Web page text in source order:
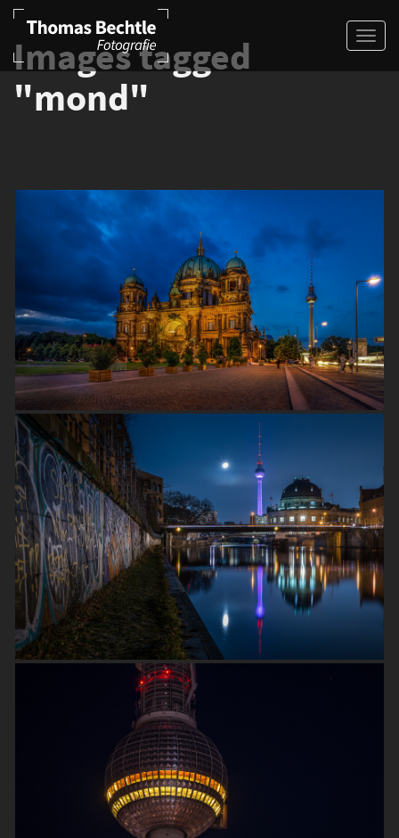
Images tagged
"mond"